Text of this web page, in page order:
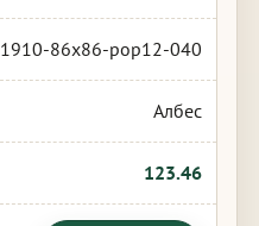
1910-86x86-pop12-040
Албес
123.46